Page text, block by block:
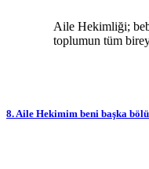
Aile Hekimliği;
toplumun tüm
8. Aile Hekimim beni başka